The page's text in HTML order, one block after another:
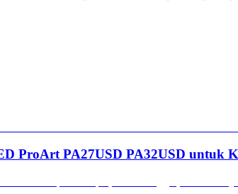
ProArt PA27USD PA32USD untuk